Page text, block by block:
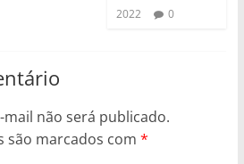
2022
0
mail não será publicado.
são marcados com *